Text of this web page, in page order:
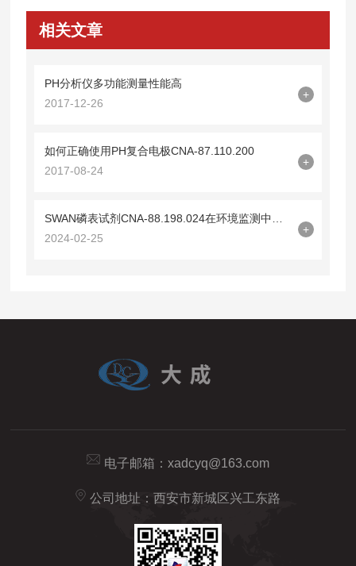
相关文章
PH分析仪多功能测量性能高
2017-12-26
+
如何正确使用PH复合电极CNA-87.110.200
2017-08-24
+
2024-02-25
+
电子邮箱： xadcyq@163.com
公司地址：西安市新城区兴工东路